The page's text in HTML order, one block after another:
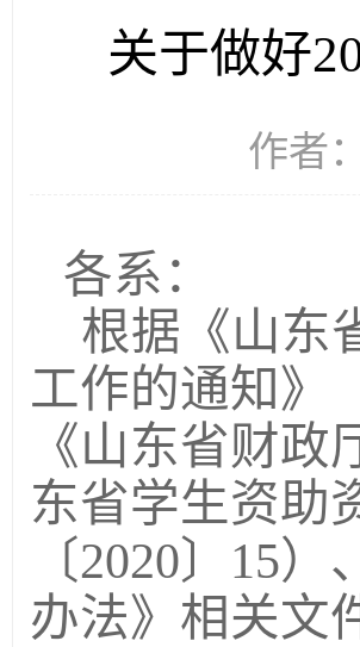
关于做好
作者
各系：
根据《山东
工作的通知》
《山东省财
东省学生资助
〔2020〕 15）
办法》相关文